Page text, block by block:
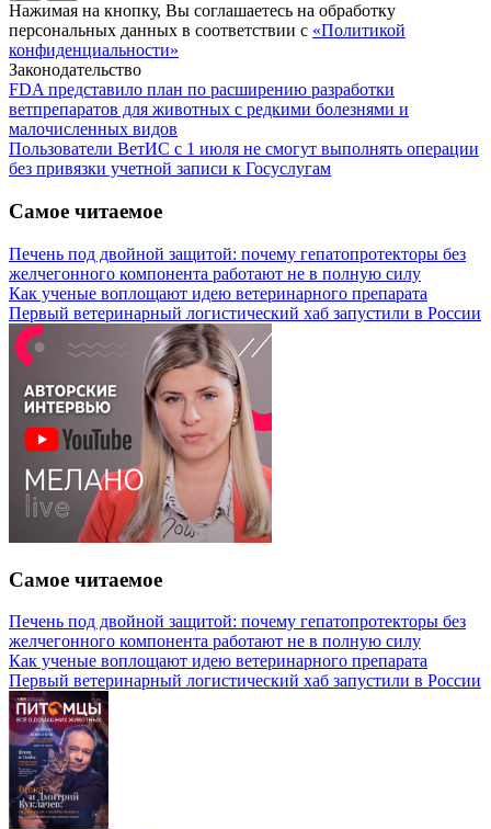
Нажимая на кнопку, Вы соглашаетесь на обработку
персональных данных в соответствии с «Политикой
конфиденциальности»
Законодательство
FDA представило план по расширению разработки
ветпрепаратов для животных с редкими болезнями и
малочисленных видов
Пользователи ВетИС с 1 июля не смогут выполнять операции
без привязки учетной записи к Госуслугам
Самое читаемое
Печень под двойной защитой: почему гепатопротекторы без
желчегонного компонента работают не в полную силу
Как ученые воплощают идею ветеринарного препарата
Первый ветеринарный логистический хаб запустили в России
Самое читаемое
Печень под двойной защитой: почему гепатопротекторы без
желчегонного компонента работают не в полную силу
Как ученые воплощают идею ветеринарного препарата
Первый ветеринарный логистический хаб запустили в России